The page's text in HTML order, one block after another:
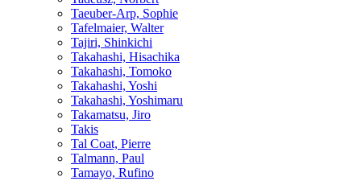
Taeuber-Arp, Sophie
Tafelmaier, Walter
Tajiri, Shinkichi
Takahashi, Hisachika
Takahashi, Tomoko
Takahashi, Yoshi
Takahashi, Yoshimaru
Takamatsu, Jiro
Takis
Tal Coat, Pierre
Talmann, Paul
Tamayo, Rufino